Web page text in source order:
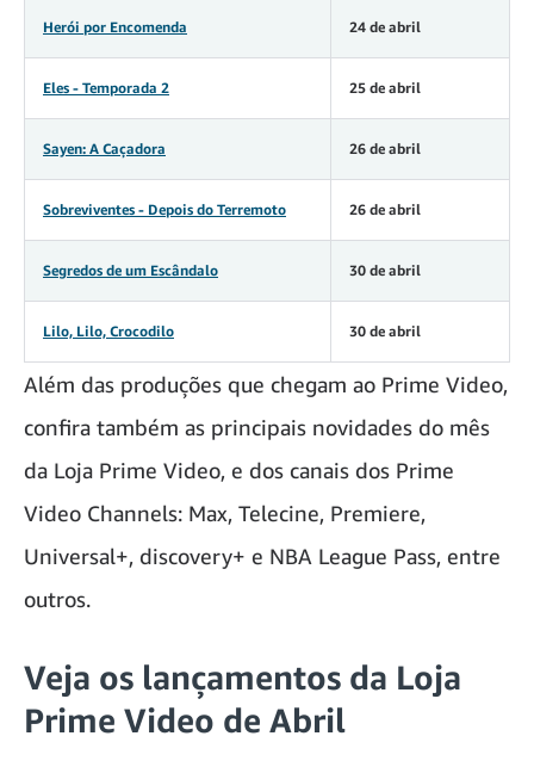
Herói por Encomenda 24 de abril
Eles - Temporada 2 25 de abril
Sayen: A Caçadora 26 de abril
Sobreviventes - Depois do Terremoto 26 de abril
Segredos de um Escândalo 30 de abril
Lilo, Lilo, Crocodilo 30 de abril
Além das produções que chegam ao Prime Video,
confira também as principais novidades do mês
da Loja Prime Video, e dos canais dos Prime
Video Channels: Max, Telecine, Premiere,
Universal+, discovery+ e NBA League Pass, entre
outros.
Veja os lançamentos da Loja
Prime Video de Abril